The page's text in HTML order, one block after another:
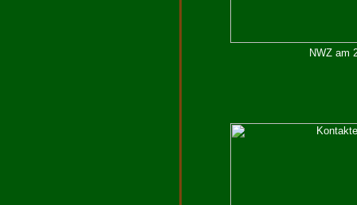
NWZ am